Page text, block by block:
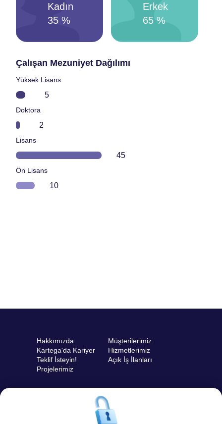
Kadın
35 %
Erkek
65 %
Çalışan Mezuniyet Dağılımı
Yüksek Lisans
Doktora
Lisans
Ön Lisans
Hakkımızda
Müşterilerimiz
Kartega'da Kariyer
Hizmetlerimiz
Teklif İsteyin!
Açık İş İlanları
Projelerimiz